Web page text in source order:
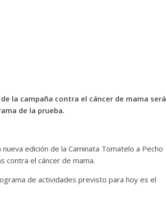
la campaña contra el cáncer de mama será
de la prueba.
edición de la Caminata Tomatelo a Pecho
contra el cáncer de mama.
de actividades previsto para hoy es el